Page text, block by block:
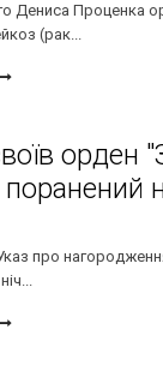
Дениса Проценка
(рак...
орден
про